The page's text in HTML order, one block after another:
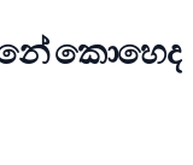
කොහෙද